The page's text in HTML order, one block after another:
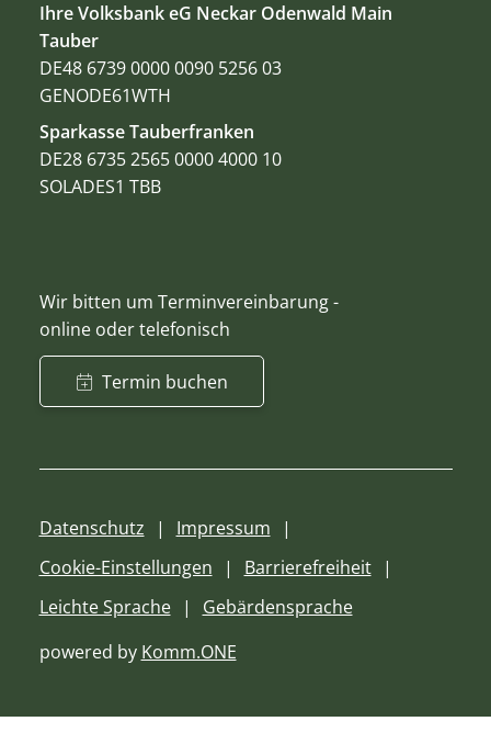
Ihre Volksbank eG Neckar Odenwald Main
Tauber
DE48 6739 0000 0090 5256 03
GENODE61WTH
Sparkasse Tauberfranken
DE28 6735 2565 0000 4000 10
SOLADES1 TBB
Wir bitten um Terminvereinbarung -
online oder telefonisch
Termin buchen
Datenschutz
Impressum
Cookie-Einstellungen
Barrierefreiheit
Leichte Sprache
Gebärdensprache
powered by Komm.ONE